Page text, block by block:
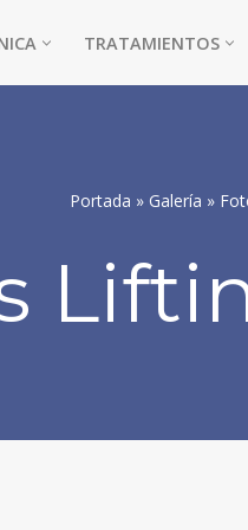
TRATAMIENTOS
Portada » Galería »